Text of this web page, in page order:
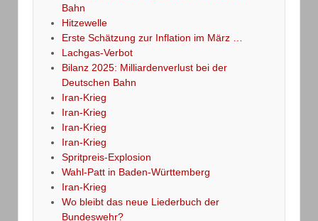
Bahn
Hitzewelle
Erste Schätzung zur Inflation im März …
Lachgas-Verbot
Bilanz 2025: Milliardenverlust bei der
Deutschen Bahn
Iran-Krieg
Iran-Krieg
Iran-Krieg
Iran-Krieg
Spritpreis-Explosion
Wahl-Patt in Baden-Württemberg
Iran-Krieg
Wo bleibt das neue Liederbuch der
Bundeswehr?